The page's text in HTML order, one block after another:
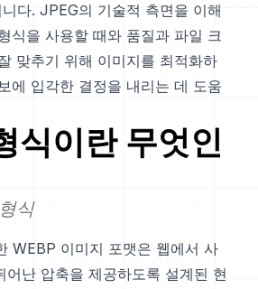
다. JPEG의 기술적 측면을 이해
식을 사용할 때와 품질과 파일 크
맞추기 위해 이미지를 최적화하
에 입각한 결정을 내리는 데 도움
식이란 무엇인
식
WEBP 이미지 포맷은 웹에서 사
어난 압축을 제공하도록 설계된 현